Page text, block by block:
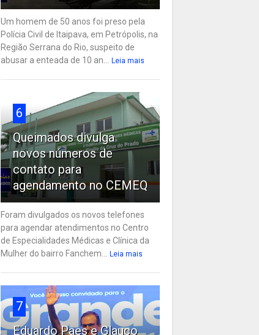
Um homem de 50 anos foi preso pela
Polícia Civil de Itaipava, em Petrópolis, na
Região Serrana do Rio, suspeito de
abusar a enteada de 10 an...
Leia mais
6
Queimados divulga
novos números de
contato para
agendamento no CEMEQ
Foram divulgados os novos telefones
para agendar atendimentos no Centro
de Especialidades Médicas e Clínica da
Mulher do bairro Fanchem...
Leia mais
7
Eduardo Paes e Glauco